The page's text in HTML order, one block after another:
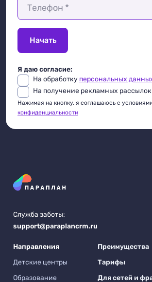
Телефон *
Начать
Я даю согласие:
На обработку персональных
На получение рекламных рассылок
Нажимая на кнопку, я соглашаюсь с
конфиденциальности
Служба заботы:
support@paraplancrm.ru
Направления
Детские центры
Образование
Преимущества
Тарифы
Для сетей и